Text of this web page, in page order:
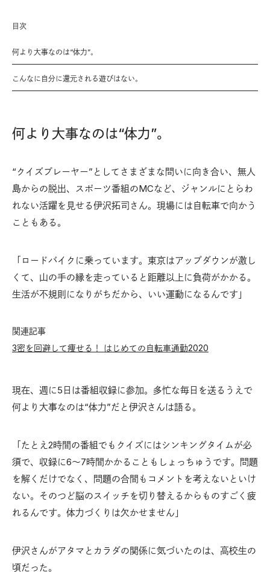
目次
何より大事なのは“体力”。
こんなに自分に還元される遊びはない。
何より大事なのは“体力”。
“クイズプレーヤー”としてさまざまな問いに向き合い、無人
島からの脱出、スポーツ番組のMCなど、ジャンルにとらわ
れない活躍を見せる伊沢拓司さん。現場には自転車で向かう
こともある。
「ロードバイクに乗っています。東京はアップダウンが激し
くて、山の手の縁を走っていると距離以上に負荷がかかる。
生活が不規則になりがちだから、いい運動になるんです」
関連記事
3密を回避して痩せる！ はじめての自転車通勤2020
現在、週に5日は番組収録に参加。多忙な毎日を送るうえで
何より大事なのは“体力”だと伊沢さんは語る。
「たとえ2時間の番組でもクイズにはシンキングタイムが必
須で、収録に6〜7時間かかることもしょっちゅうです。問題
を解くだけでなく、問題の合間もコメントを考えないといけ
ない。そのつど脳のスイッチを切り替えるからものすごく疲
れるんです。体力づくりは欠かせません」
伊沢さんがアタマとカラダの関係に気づいたのは、高校生の
頃だった。